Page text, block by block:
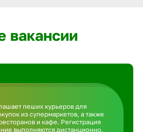
вакансии
пеших курьеров для
из супермаркетов, а также
и кафе. Регистрация
выполняются дистанционно,